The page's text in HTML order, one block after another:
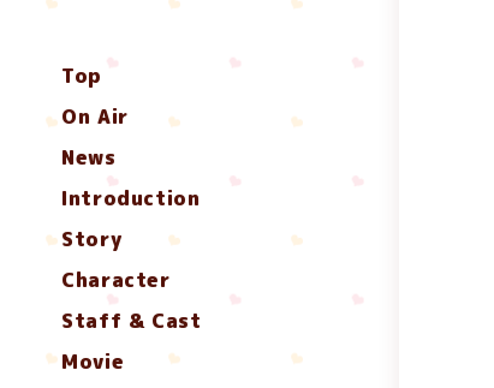
Top
On Air
News
Introduction
Story
Character
Staff & Cast
Movie